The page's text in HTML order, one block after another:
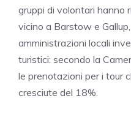
gruppi di volontari hanno
vicino a Barstow e
amministrazioni locali
turistici: secondo la
le prenotazioni per i tour
cresciute del 18%.